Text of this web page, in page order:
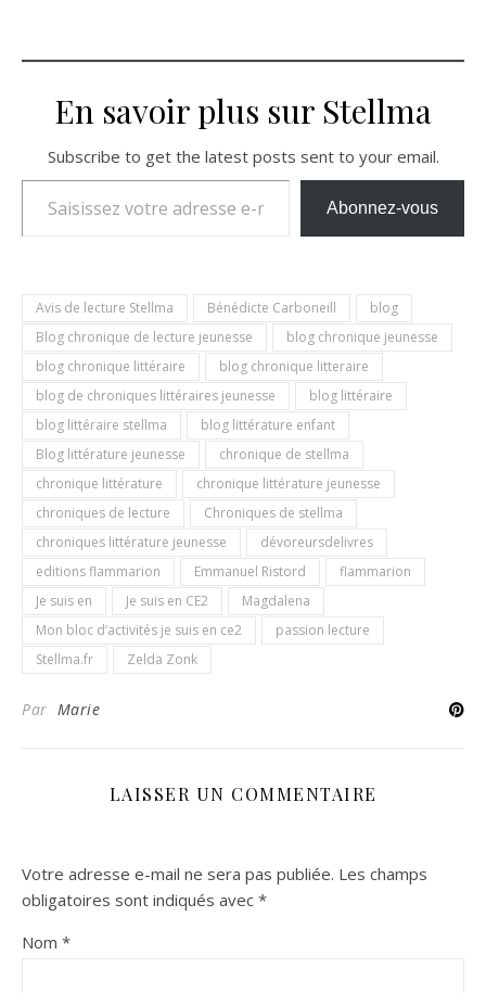
En savoir plus sur Stellma
Subscribe to get the latest posts sent to your email.
Saisissez votre adresse e-mail…
Abonnez-vous
Avis de lecture Stellma Bénédicte Carboneill
blog
Blog chronique de lecture jeunesse
blog chronique jeunesse
blog chronique littéraire
blog chronique litteraire
blog de chroniques littéraires jeunesse
blog littéraire
blog littéraire stellma
blog littérature enfant
Blog littérature jeunesse
chronique de stellma
chronique littérature
chronique littérature jeunesse
chroniques de lecture
Chroniques de stellma
chroniques littérature jeunesse
dévoreursdelivres
editions flammarion
Emmanuel Ristord
flammarion
Je suis en
Je suis en CE2
Magdalena
Mon bloc d’activités je suis en ce2
passion lecture
Stellma.fr
Zelda Zonk
Par Marie
LAISSER UN COMMENTAIRE
Votre adresse e-mail ne sera pas publiée. Les champs
obligatoires sont indiqués avec *
Nom *